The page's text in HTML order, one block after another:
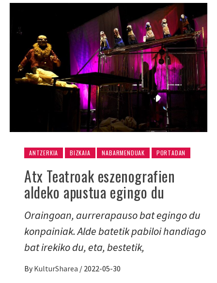
ANTZERKIA BIZKAIA NABARMENDUAK PORTADAN
Atx Teatroak eszenografien
aldeko apustua egingo du
Oraingoan, aurrerapauso bat egingo du
konpainiak. Alde batetik pabiloi handiago
bat irekiko du, eta, bestetik,
By KulturSharea / 2022-05-30